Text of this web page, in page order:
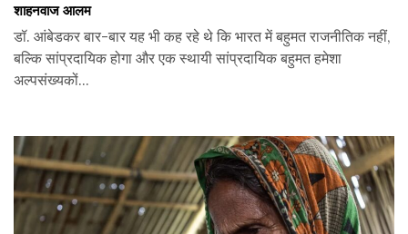
शाहनवाज आलम
डॉ. आंबेडकर बार-बार यह भी कह रहे थे कि भारत में बहुमत राजनीतिक नहीं,
बल्कि सांप्रदायिक होगा और एक स्थायी सांप्रदायिक बहुमत हमेशा
अल्पसंख्यकों...